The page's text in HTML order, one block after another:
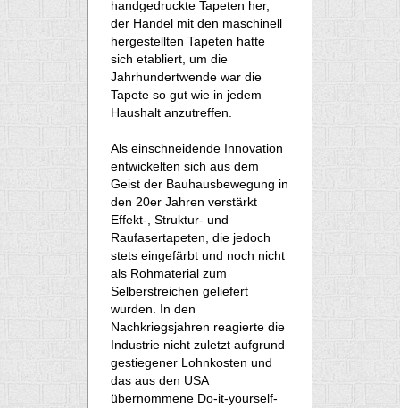
handgedruckte Tapeten her,
der Handel mit den maschinell
hergestellten Tapeten hatte
sich etabliert, um die
Jahrhundertwende war die
Tapete so gut wie in jedem
Haushalt anzutreffen.
Als einschneidende Innovation
entwickelten sich aus dem
Geist der Bauhausbewegung in
den 20er Jahren verstärkt
Effekt-, Struktur- und
Raufasertapeten, die jedoch
stets eingefärbt und noch nicht
als Rohmaterial zum
Selberstreichen geliefert
wurden. In den
Nachkriegsjahren reagierte die
Industrie nicht zuletzt aufgrund
gestiegener Lohnkosten und
das aus den USA
übernommene Do-it-yourself-